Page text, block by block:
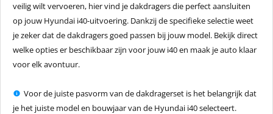
veilig wilt vervoeren, hier vind je dakdragers die perfect aansluiten
op jouw Hyundai i40-uitvoering. Dankzij de specifieke selectie weet
je zeker dat de dakdragers goed passen bij jouw model. Bekijk direct
welke opties er beschikbaar zijn voor jouw i40 en maak je auto klaar
voor elk avontuur.
Voor de juiste pasvorm van de dakdragerset is het belangrijk dat
je het juiste model en bouwjaar van de Hyundai i40 selecteert.